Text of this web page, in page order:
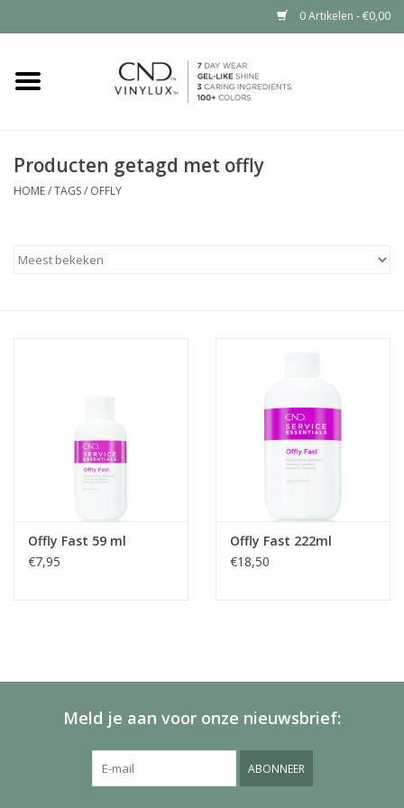
0 Artikelen - €0,00
Home
Nailart voor jou
Producten getagd met offly
HOME/TAGS/ OFFLY
Offly Fast 59 ml
€7,95
Offly Fast 222ml
€18,50
Meld je aan voor onze nieuwsbrief:
ABONNEER